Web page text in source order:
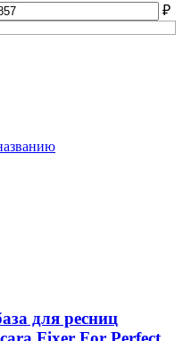
₽
для ресниц